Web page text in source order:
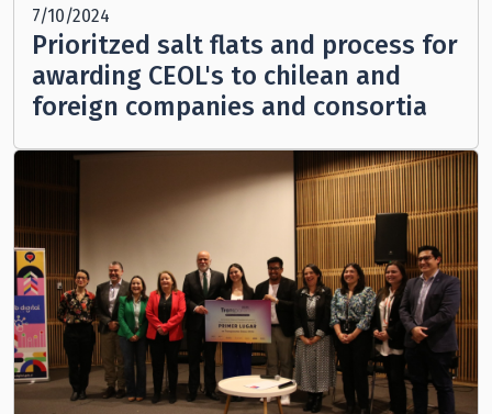
7/10/2024
Prioritzed salt flats and process for
awarding CEOL's to chilean and
foreign companies and consortia